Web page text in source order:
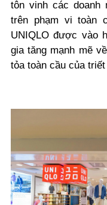
tôn vinh các doanh
trên phạm vi toàn
UNIQLO được vào
gia tăng mạnh mẽ
tỏa toàn cầu của